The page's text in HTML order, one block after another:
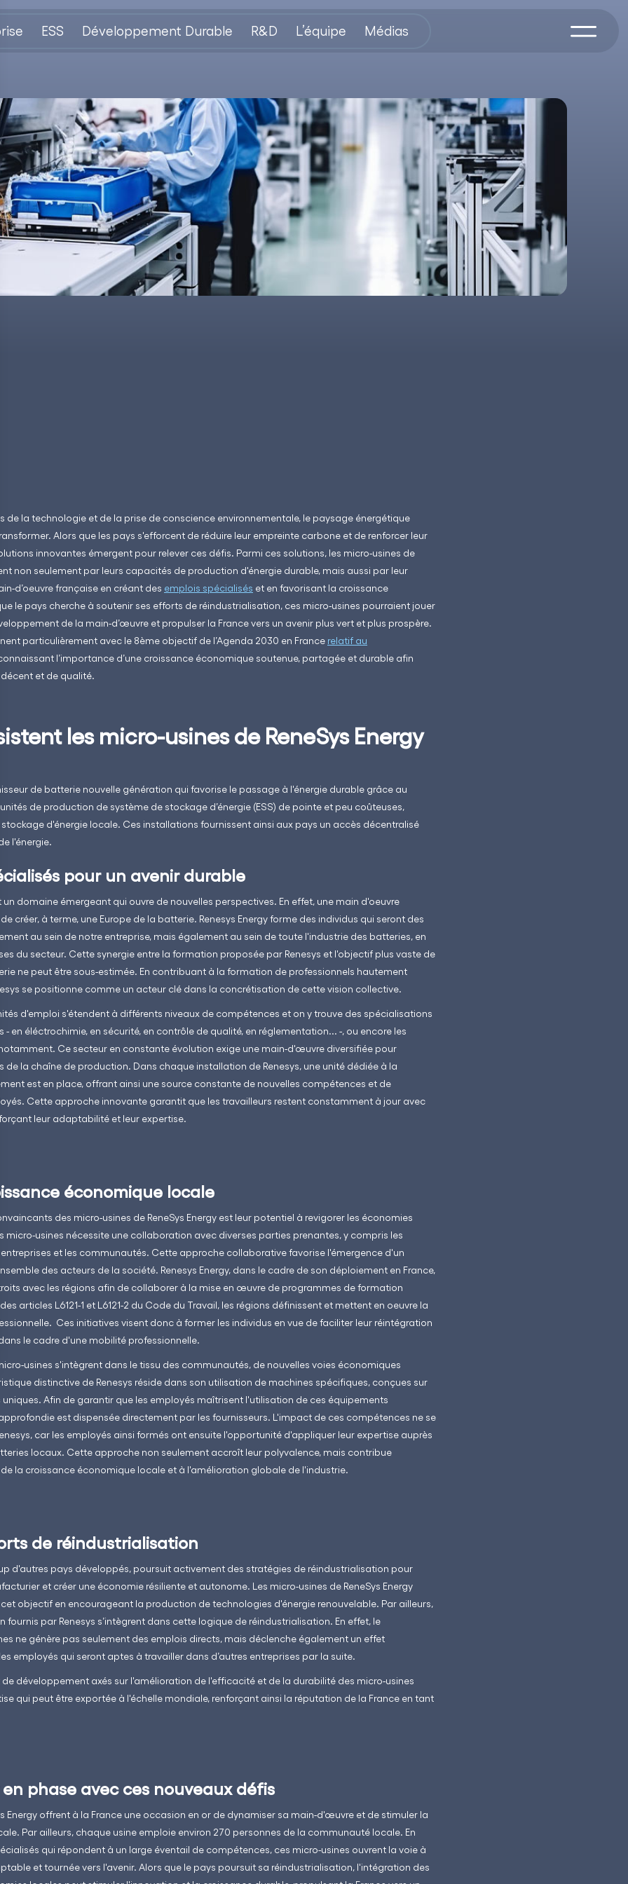
ESS Développement Durable R&D L’équipe Médias
de la technologie et de la prise de conscience environnementale, le paysage énergétique
Alors que les pays s'efforcent de réduire leur empreinte carbone et de renforcer leur
innovantes émergent pour relever ces défis. Parmi ces solutions, les micro-usines de
non seulement par leurs capacités de production d'énergie durable, mais aussi par leur
d’oeuvre française en créant des emplois spécialisés et en favorisant la croissance
le pays cherche à soutenir ses efforts de réindustrialisation, ces micro-usines pourraient jouer
de la main-d’œuvre et propulser la France vers un avenir plus vert et plus prospère.
particulièrement avec le 8ème objectif de l’Agenda 2030 en France relatif au
l’importance d’une croissance économique soutenue, partagée et durable afin
décent et de qualité.
les micro-usines de ReneSys Energy
de batterie nouvelle génération qui favorise le passage à l'énergie durable grâce au
de production de système de stockage d’énergie (ESS) de pointe et peu coûteuses,
stockage d'énergie locale. Ces installations fournissent ainsi aux pays un accès décentralisé
l'énergie.
pour un avenir durable
un domaine émergeant qui ouvre de nouvelles perspectives. En effet, une main d'oeuvre
créer, à terme, une Europe de la batterie. Renesys Energy forme des individus qui seront des
au sein de notre entreprise, mais également au sein de toute l'industrie des batteries, en
du secteur. Cette synergie entre la formation proposée par Renesys et l'objectif plus vaste de
ne peut être sous-estimée. En contribuant à la formation de professionnels hautement
se positionne comme un acteur clé dans la concrétisation de cette vision collective.
d'emploi s'étendent à différents niveaux de compétences et on y trouve des spécialisations
- en éléctrochimie, en sécurité, en contrôle de qualité, en réglementation... -, ou encore les
Ce secteur en constante évolution exige une main-d'œuvre diversifiée pour
de la chaîne de production. Dans chaque installation de Renesys, une unité dédiée à la
est en place, offrant ainsi une source constante de nouvelles compétences et de
Cette approche innovante garantit que les travailleurs restent constamment à jour avec
leur adaptabilité et leur expertise.
économique locale
des micro-usines de ReneSys Energy est leur potentiel à revigorer les économies
micro-usines nécessite une collaboration avec diverses parties prenantes, y compris les
entreprises et les communautés. Cette approche collaborative favorise l'émergence d'un
des acteurs de la société. Renesys Energy, dans le cadre de son déploiement en France,
avec les régions afin de collaborer à la mise en œuvre de programmes de formation
articles L6121-1 et L6121-2 du Code du Travail, les régions définissent et mettent en oeuvre la
Ces initiatives visent donc à former les individus en vue de faciliter leur réintégration
le cadre d'une mobilité professionnelle.
usines s'intègrent dans le tissu des communautés, de nouvelles voies économiques
distinctive de Renesys réside dans son utilisation de machines spécifiques, conçues sur
uniques. Afin de garantir que les employés maîtrisent l'utilisation de ces équipements
est dispensée directement par les fournisseurs. L'impact de ces compétences ne se
car les employés ainsi formés ont ensuite l'opportunité d'appliquer leur expertise auprès
locaux. Cette approche non seulement accroît leur polyvalence, mais contribue
la croissance économique locale et à l'amélioration globale de l'industrie.
de réindustrialisation
d'autres pays développés, poursuit activement des stratégies de réindustrialisation pour
et créer une économie résiliente et autonome. Les micro-usines de ReneSys Energy
objectif en encourageant la production de technologies d'énergie renouvelable. Par ailleurs,
par Renesys s’intègrent dans cette logique de réindustrialisation. En effet, le
ne génère pas seulement des emplois directs, mais déclenche également un effet
employés qui seront aptes à travailler dans d’autres entreprises par la suite.
de développement axés sur l'amélioration de l'efficacité et de la durabilité des micro-usines
qui peut être exportée à l'échelle mondiale, renforçant ainsi la réputation de la France en tant
en phase avec ces nouveaux défis
Energy offrent à la France une occasion en or de dynamiser sa main-d'œuvre et de stimuler la
Par ailleurs, chaque usine emploie environ 270 personnes de la communauté locale. En
qui répondent à un large éventail de compétences, ces micro-usines ouvrent la voie à
et tournée vers l'avenir. Alors que le pays poursuit sa réindustrialisation, l'intégration des